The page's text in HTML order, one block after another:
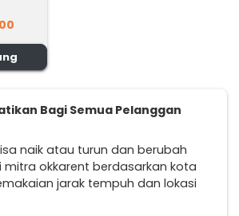
Bagi Semua Pelanggan
naik atau turun dan berubah
okkarent berdasarkan kota
jarak tempuh dan lokasi